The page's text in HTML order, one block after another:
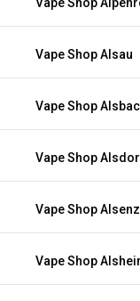
Vape Shop Alsau
Vape Shop
Vape Shop
Vape Shop Alsenz
Vape Shop